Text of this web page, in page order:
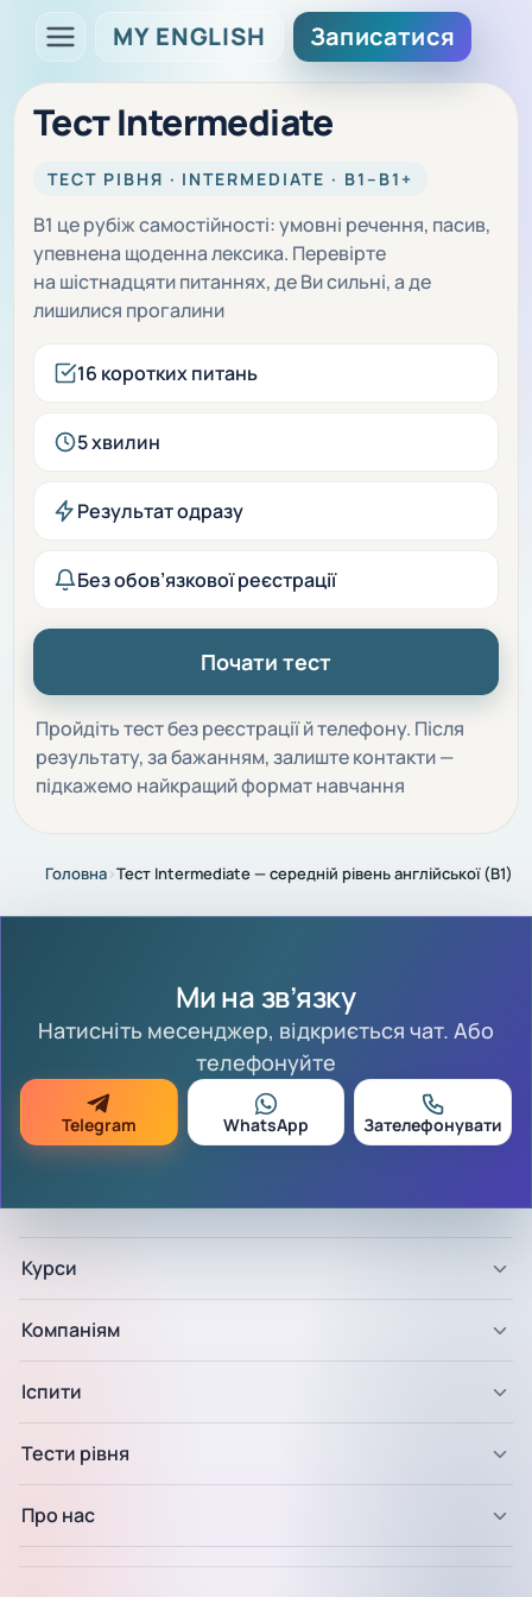
MY ENGLISH Записатися
Тест Intermediate
ТЕСТ РІВНЯ · INTERMEDIATE · B1–B1+
B1 це рубіж самостійності: умовні речення, пасив,
упевнена щоденна лексика. Перевірте
на шістнадцяти питаннях, де Ви сильні, а де
лишилися прогалини
16 коротких питань
5 хвилин
Результат одразу
Без обов’язкової реєстрації
Почати тест
Пройдіть тест без реєстрації й телефону. Після
результату, за бажанням, залиште контакти —
підкажемо найкращий формат навчання
Головна›Тест Intermediate — середній рівень англійської (B1)
Ми на зв’язку
Натисніть месенджер, відкриється чат. Або
телефонуйте
Telegram WhatsApp Зателефонувати
Курси
Компаніям
Іспити
Тести рівня
Про нас